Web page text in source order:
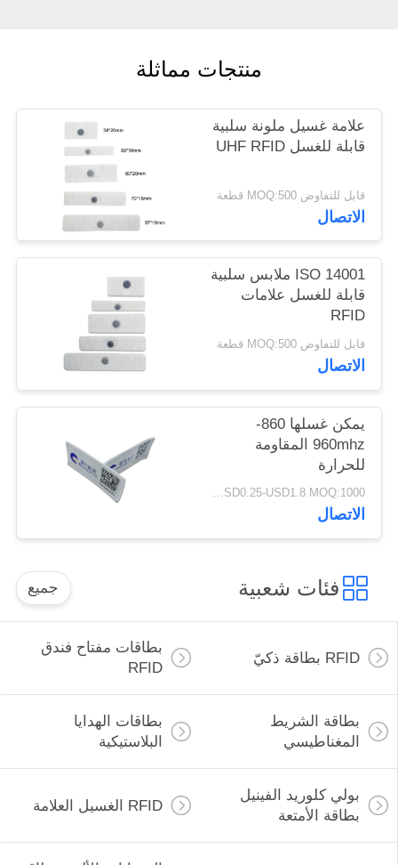
POLICY
منتجات مماثلة
علامة غسيل ملونة سلبية
قابلة للغسل UHF RFID
قابل للتفاوض MOQ:500 قطعة
الاتصال
ISO 14001 ملابس سلبية
قابلة للغسل علامات
RFID
قابل للتفاوض MOQ:500 قطعة
الاتصال
يمكن غسلها 860-
960mhz المقاومة
للحرارة
USD0.25-USD1.8 MOQ:1000 قطعة
الاتصال
فئات شعبية جميع
RFID بطاقة ذكيّ
بطاقات مفتاح فندق
RFID
بطاقة الشريط
المغناطيسي
بطاقات الهدايا
البلاستيكية
بولي كلوريد الفينيل
بطاقة الأمتعة
RFID الغسيل العلامة